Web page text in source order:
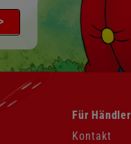
Navigation
überspringen
Für Händler
Kontakt